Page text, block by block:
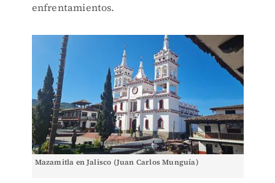
enfrentamientos.
Mazamitla en Jalisco (Juan Carlos Munguía)